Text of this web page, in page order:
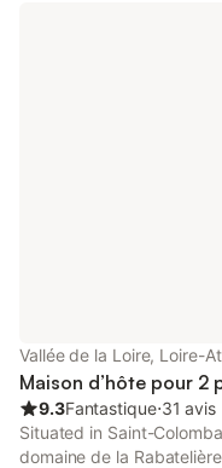
Vallée de la Loire, Loire-
Maison d’hôte pour 2
9.3Fantastique⋅31 avis
Situated in Saint-
domaine de la